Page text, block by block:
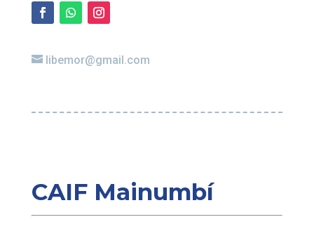
libemor@gmail.com
CAIF Mainumbí